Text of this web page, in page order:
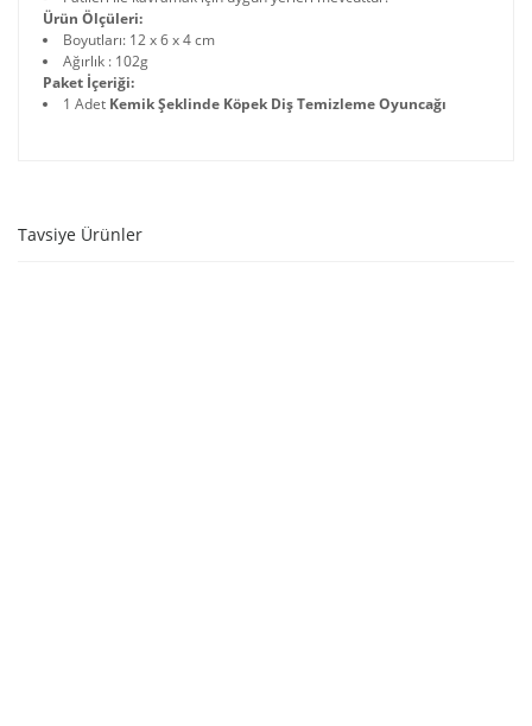
Ürün Ölçüleri:
Boyutları: 12 x 6 x 4 cm
Ağırlık : 102g
Paket İçeriği:
1 Adet Kemik Şeklinde Köpek Diş Temizleme Oyuncağı
Tavsiye Ürünler